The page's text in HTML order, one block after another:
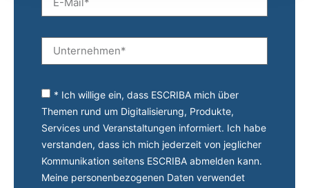
* Ich willige ein, dass ESCRIBA mich über
Themen rund um Digitalisierung, Produkte,
Services und Veranstaltungen informiert. Ich habe
verstanden, dass ich mich jederzeit von jeglicher
Kommunikation seitens ESCRIBA abmelden kann.
Meine personenbezogenen Daten verwendet